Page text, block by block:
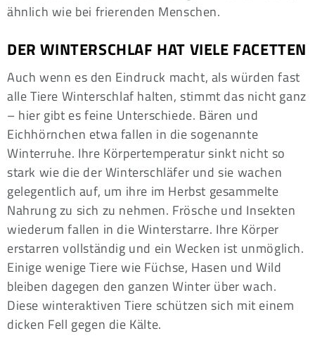
ähnlich wie bei frierenden Menschen.
DER WINTERSCHLAF HAT VIELE FACETTEN
Auch wenn es den Eindruck macht, als würden fast
alle Tiere Winterschlaf halten, stimmt das nicht ganz
– hier gibt es feine Unterschiede. Bären und
Eichhörnchen etwa fallen in die sogenannte
Winterruhe. Ihre Körpertemperatur sinkt nicht so
stark wie die der Winterschläfer und sie wachen
gelegentlich auf, um ihre im Herbst gesammelte
Nahrung zu sich zu nehmen. Frösche und Insekten
wiederum fallen in die Winterstarre. Ihre Körper
erstarren vollständig und ein Wecken ist unmöglich.
Einige wenige Tiere wie Füchse, Hasen und Wild
bleiben dagegen den ganzen Winter über wach.
Diese winteraktiven Tiere schützen sich mit einem
dicken Fell gegen die Kälte.